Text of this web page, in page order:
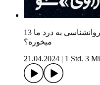
13 فرزانه مظفری نژاد - کدوم رویکرد روانشناسی به درد ما
میخوره؟
21.04.2024
1 Std. 3